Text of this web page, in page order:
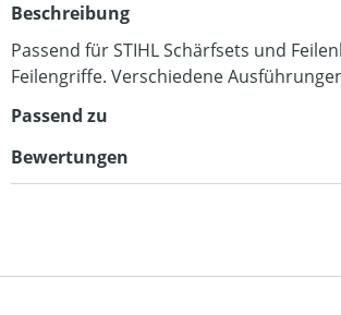
Beschreibung
Passend für STIHL Schärfsets und
Feilengriffe. Verschiedene
Passend zu
Bewertungen